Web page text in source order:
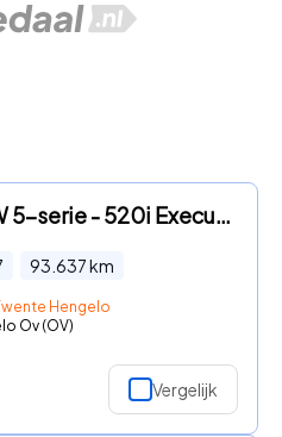
BMW 5-serie - 520i Executive Sportline Automaat
93.637km
Hengelo
Ov (OV)
Vergelijk